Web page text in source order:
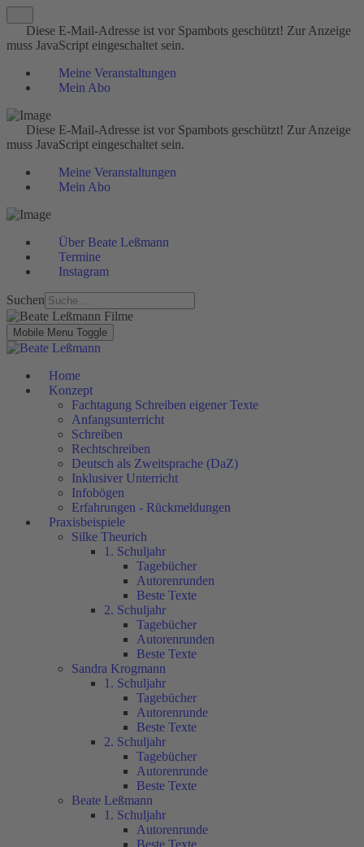
Diese E-Mail-Adresse ist vor Spambots geschützt! Zur Anzeige
muss JavaScript eingeschaltet sein.
Meine Veranstaltungen
Mein Abo
Diese E-Mail-Adresse ist vor Spambots geschützt! Zur Anzeige
muss JavaScript eingeschaltet sein.
Meine Veranstaltungen
Mein Abo
Über Beate Leßmann
Termine
Instagram
Suchen
Mobile Menu Toggle
Home
Konzept
Fachtagung Schreiben eigener Texte
Anfangsunterricht
Schreiben
Rechtschreiben
Deutsch als Zweitsprache (DaZ)
Inklusiver Unterricht
Infobögen
Erfahrungen - Rückmeldungen
Praxisbeispiele
Silke Theurich
1. Schuljahr
Tagebücher
Autorenrunden
Beste Texte
2. Schuljahr
Tagebücher
Autorenrunden
Beste Texte
Sandra Krogmann
1. Schuljahr
Tagebücher
Autorenrunde
Beste Texte
2. Schuljahr
Tagebücher
Autorenrunde
Beste Texte
Beate Leßmann
1. Schuljahr
Autorenrunde
Beste Texte